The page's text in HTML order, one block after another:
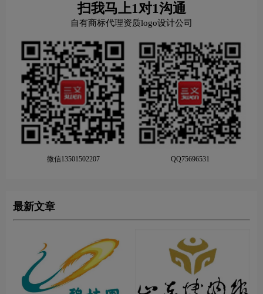
扫我马上1对1沟通
自有商标代理资质logo设计公司
微信13501502207 QQ75696531
最新文章